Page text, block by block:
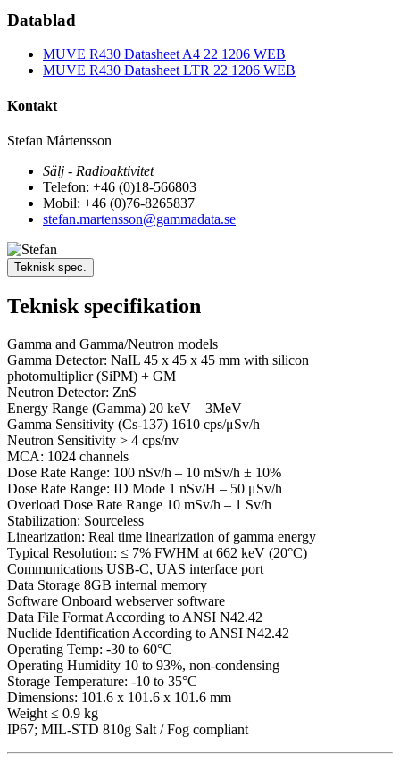
Datablad
MUVE R430 Datasheet A4 22 1206 WEB
MUVE R430 Datasheet LTR 22 1206 WEB
Kontakt
Stefan Mårtensson
Sälj - Radioaktivitet
Telefon: +46 (0)18-566803
Mobil: +46 (0)76-8265837
stefan.martensson@gammadata.se
Teknisk spec.
Teknisk specifikation
Gamma and Gamma/Neutron models
Gamma Detector: NaIL 45 x 45 x 45 mm with silicon
photomultiplier (SiPM) + GM
Neutron Detector: ZnS
Energy Range (Gamma) 20 keV – 3MeV
Gamma Sensitivity (Cs-137) 1610 cps/μSv/h
Neutron Sensitivity > 4 cps/nv
MCA: 1024 channels
Dose Rate Range: 100 nSv/h – 10 mSv/h ± 10%
Dose Rate Range: ID Mode 1 nSv/H – 50 μSv/h
Overload Dose Rate Range 10 mSv/h – 1 Sv/h
Stabilization: Sourceless
Linearization: Real time linearization of gamma energy
Typical Resolution: ≤ 7% FWHM at 662 keV (20°C)
Communications USB-C, UAS interface port
Data Storage 8GB internal memory
Software Onboard webserver software
Data File Format According to ANSI N42.42
Nuclide Identification According to ANSI N42.42
Operating Temp: -30 to 60°C
Operating Humidity 10 to 93%, non-condensing
Storage Temperature: -10 to 35°C
Dimensions: 101.6 x 101.6 x 101.6 mm
Weight ≤ 0.9 kg
IP67; MIL-STD 810g Salt / Fog compliant